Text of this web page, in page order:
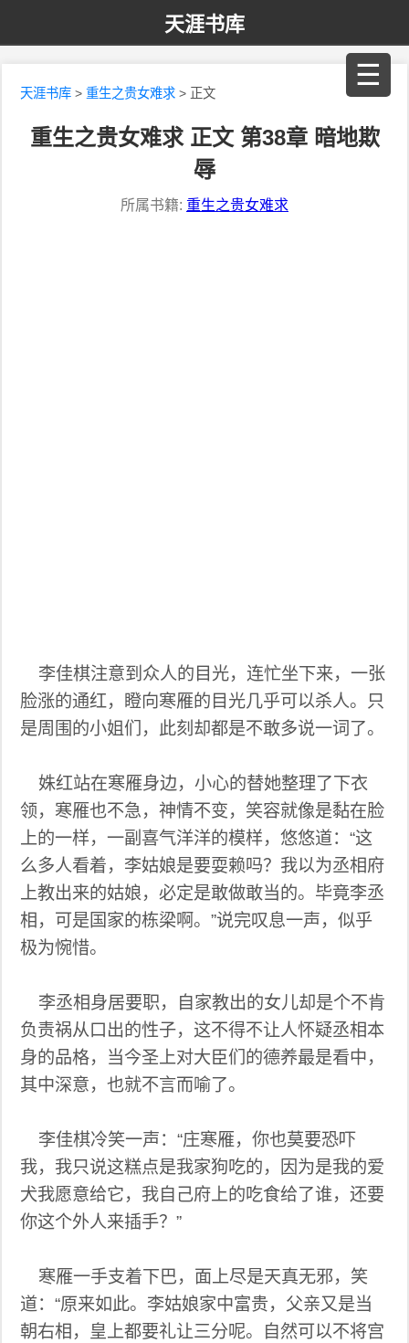
天涯书库
☰
天涯书库 >重生之贵女难求 > 正文
重生之贵女难求 正文 第38章 暗地欺
辱
所属书籍: 重生之贵女难求
李佳棋注意到众人的目光，连忙坐下来，一张
脸涨的通红，瞪向寒雁的目光几乎可以杀人。只
是周围的小姐们，此刻却都是不敢多说一词了。
姝红站在寒雁身边，小心的替她整理了下衣
领，寒雁也不急，神情不变，笑容就像是黏在脸
上的一样，一副喜气洋洋的模样，悠悠道：“这
么多人看着，李姑娘是要耍赖吗？我以为丞相府
上教出来的姑娘，必定是敢做敢当的。毕竟李丞
相，可是国家的栋梁啊。”说完叹息一声，似乎
极为惋惜。
李丞相身居要职，自家教出的女儿却是个不肯
负责祸从口出的性子，这不得不让人怀疑丞相本
身的品格，当今圣上对大臣们的德养最是看中，
其中深意，也就不言而喻了。
李佳棋冷笑一声：“庄寒雁，你也莫要恐吓
我，我只说这糕点是我家狗吃的，因为是我的爱
犬我愿意给它，我自己府上的吃食给了谁，还要
你这个外人来插手？”
寒雁一手支着下巴，面上尽是天真无邪，笑
道：“原来如此。李姑娘家中富贵，父亲又是当
朝右相，皇上都要礼让三分呢。自然可以不将宫